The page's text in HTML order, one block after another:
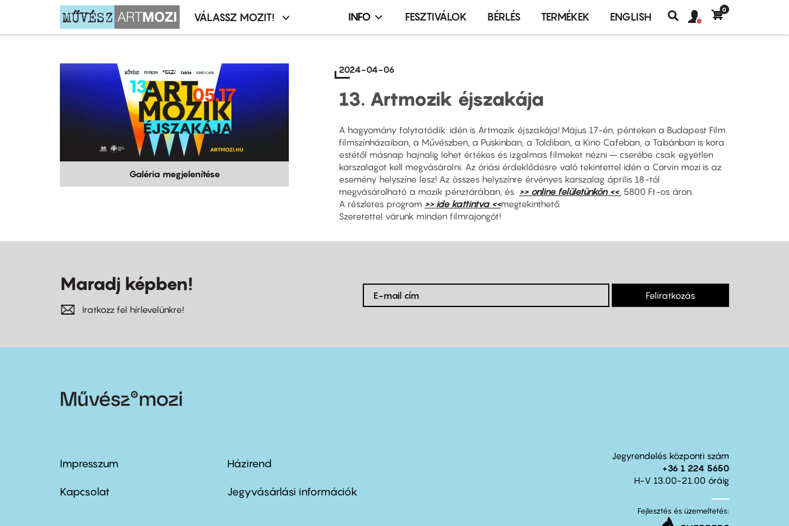
Moziválasztó
VÁLASSZ MOZIT!
Infó,
terembérlés
menü
INFO FESZTIVÁLOK BÉRLÉS TERMÉKEK ENGLISH
Keresés
fiók
Felhasználói
0
Galéria megjelenítése
2024-04-06
13. Artmozik éjszakája
A hagyomány folytatódik: idén is Artmozik éjszakája! Május 17-én, pénteken a Budapest Film
filmszínházaiban, a Művészben, a Puskinban, a Toldiban, a Kino Cafeban, a Tabánban is kora
estétől másnap hajnalig lehet értékes és izgalmas filmeket nézni – cserébe csak egyetlen
karszalagot kell megvásárolni. Az óriási érdeklődésre való tekintettel idén a Corvin mozi is az
esemény helyszíne lesz! Az összes helyszínre érvényes karszalag április 18-tól
megvásárolható a mozik pénztárában, és >> online felületünkön << 5800 Ft-os áron.
A részletes program >> ide kattintva <<megtekinthető.
Szeretettel várunk minden filmrajongót!
Maradj képben!
Iratkozz fel hírlevelünkre!
Feliratkozás
Footer
menu
Impresszum
Kapcsolat
Footer
menu
Házirend
Jegyvásárlási információk
Jegyrendelés központi szám
+36 1 224 5650
H-V 13.00-21.00 óráig
Fejlesztés és üzemeltetés: